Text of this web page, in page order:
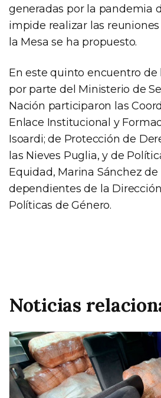
generadas por la pandemia
impide realizar las
la Mesa se ha propuesto.
En este quinto encuentro de
por parte del Ministerio de
Nación participaron las
Enlace Institucional y
Isoardi; de Protección de
las Nieves Puglia, y de
Equidad, Marina Sánchez
dependientes de la
Políticas de Género.
Noticias